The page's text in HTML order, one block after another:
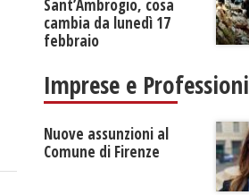
Sant’Ambrogio, cosa
cambia da lunedì 17
febbraio
Imprese e Professioni
Nuove assunzioni al
Comune di Firenze